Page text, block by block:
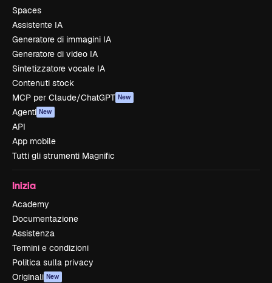
Spaces
Assistente IA
Generatore di immagini IA
Generatore di video IA
Sintetizzatore vocale IA
Contenuti stock
MCP per Claude/ChatGPT New
Agenti New
API
App mobile
Tutti gli strumenti Magnific
Inizia
Academy
Documentazione
Assistenza
Termini e condizioni
Politica sulla privacy
Originali New